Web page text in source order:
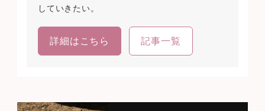
していきたい。
詳細はこちら 記事一覧